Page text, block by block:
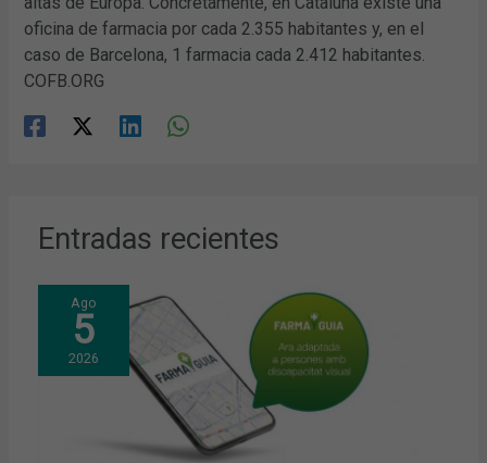
oficina de farmacia por cada 2.355 habitantes y, en el
caso de Barcelona, 1 farmacia cada 2.412 habitantes.
COFB.ORG
Entradas recientes
Ago
5
2026